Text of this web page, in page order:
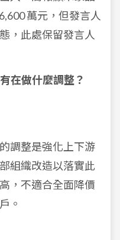
萬元，但發言人
，此處保留發言人
在做什麼調整？
調整是強化上下游
組織改造以落實此
，不適合全面降價
。